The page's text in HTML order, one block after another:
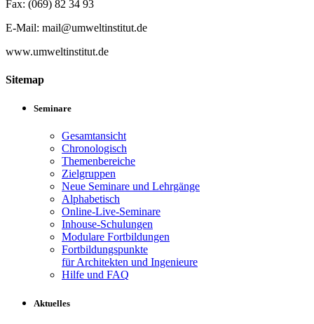
Fax: (069) 82 34 93
E-Mail: mail@umweltinstitut.de
www.umweltinstitut.de
Sitemap
Seminare
Gesamtansicht
Chronologisch
Themenbereiche
Zielgruppen
Neue Seminare und Lehrgänge
Alphabetisch
Online-Live-Seminare
Inhouse-Schulungen
Modulare Fortbildungen
Fortbildungspunkte
für Architekten und Ingenieure
Hilfe und FAQ
Aktuelles